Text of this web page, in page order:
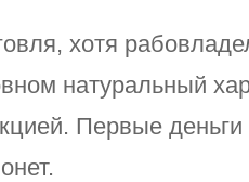
хотя
натуральный
Первые